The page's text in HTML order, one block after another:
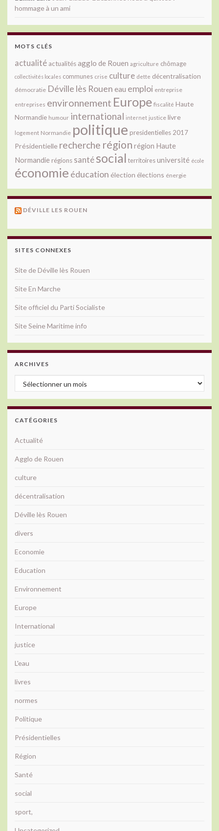
hommage à un ami
MOTS CLÉS
actualité actualitésagglo de Rouen agriculture chômage
collectivités locales communes crise culture dette décentralisation
démocratie Déville lès Rouen eau emploi entreprise
entreprises environnement Europe fiscalité Haute
Normandie humour international internet justice livre
logement Normandie politique presidentielles 2017
Présidentielle recherche région région Haute
Normandie régions santésocial territoiresuniversité école
économie éducation élection élections énergie
DÉVILLE LES ROUEN
SITES CONNEXES
Site de Déville lès Rouen
Site En Marche
Site officiel du Parti Socialiste
Site Seine Maritime info
ARCHIVES
Archives
CATÉGORIES
Actualité
Agglo de Rouen
culture
décentralisation
Déville lès Rouen
divers
Economie
Education
Environnement
Europe
International
justice
L'eau
livres
normes
Politique
Présidentielles
Région
Santé
social
sport,